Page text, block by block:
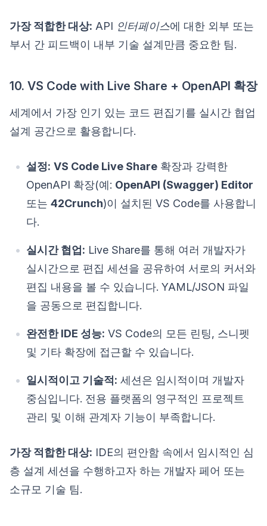
가장 적합한 대상: API 인터페이스에 대한 외부 또는
부서 간 피드백이 내부 기술 설계만큼 중요한 팀.
10. VS Code with Live Share + OpenAPI 확장
세계에서 가장 인기 있는 코드 편집기를 실시간 협업
설계 공간으로 활용합니다.
설정: VS Code Live Share 확장과 강력한
OpenAPI 확장(예: OpenAPI (Swagger) Editor
또는 42Crunch)이 설치된 VS Code를 사용합니
다.
실시간 협업: Live Share를 통해 여러 개발자가
실시간으로 편집 세션을 공유하여 서로의 커서와
편집 내용을 볼 수 있습니다. YAML/JSON 파일
을 공동으로 편집합니다.
완전한 IDE 성능: VS Code의 모든 린팅, 스니펫
및 기타 확장에 접근할 수 있습니다.
일시적이고 기술적: 세션은 임시적이며 개발자
중심입니다. 전용 플랫폼의 영구적인 프로젝트
관리 및 이해 관계자 기능이 부족합니다.
가장 적합한 대상: IDE의 편안함 속에서 임시적인 심
층 설계 세션을 수행하고자 하는 개발자 페어 또는
소규모 기술 팀.